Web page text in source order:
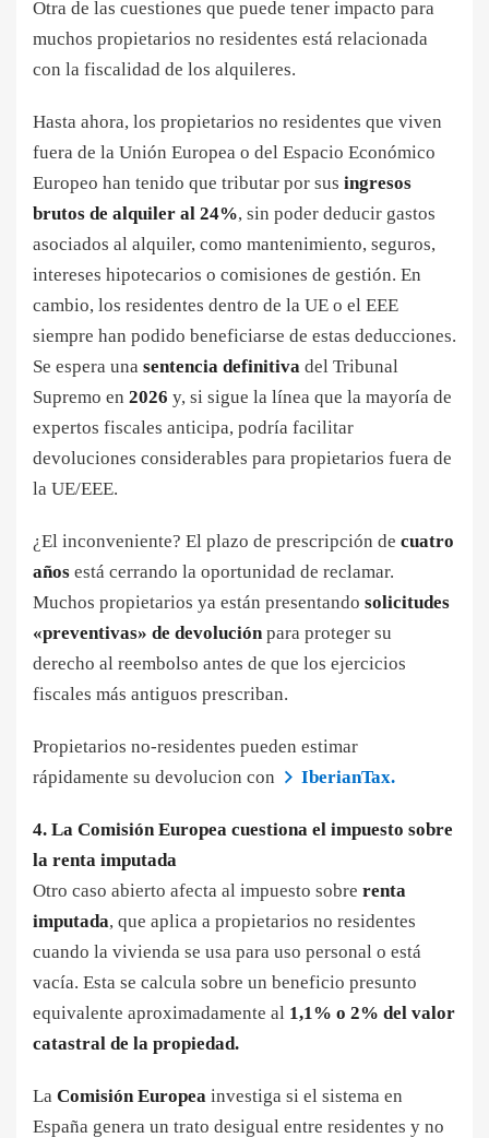
Otra de las cuestiones que puede tener impacto para
muchos propietarios no residentes está relacionada
con la fiscalidad de los alquileres.
Hasta ahora, los propietarios no residentes que viven
fuera de la Unión Europea o del Espacio Económico
Europeo han tenido que tributar por sus ingresos
brutos de alquiler al 24%, sin poder deducir gastos
asociados al alquiler, como mantenimiento, seguros,
intereses hipotecarios o comisiones de gestión. En
cambio, los residentes dentro de la UE o el EEE
siempre han podido beneficiarse de estas deducciones.
Se espera una sentencia definitiva del Tribunal
Supremo en 2026 y, si sigue la línea que la mayoría de
expertos fiscales anticipa, podría facilitar
devoluciones considerables para propietarios fuera de
la UE/EEE.
¿El inconveniente? El plazo de prescripción de cuatro
años está cerrando la oportunidad de reclamar.
Muchos propietarios ya están presentando solicitudes
«preventivas» de devoluciónpara proteger su
derecho al reembolso antes de que los ejercicios
fiscales más antiguos prescriban.
Propietarios no-residentes pueden estimar
rápidamente su devolucion con
IberianTax.
4. La Comisión Europea cuestiona el impuesto sobre
la renta imputada
Otro caso abierto afecta al impuesto sobre renta
imputada, que aplica a propietarios no residentes
cuando la vivienda se usa para uso personal o está
vacía. Esta se calcula sobre un beneficio presunto
equivalente aproximadamente al 1,1% o 2% del valor
catastral de la propiedad.
La Comisión Europea investiga si el sistema en
España genera un trato desigual entre residentes y no